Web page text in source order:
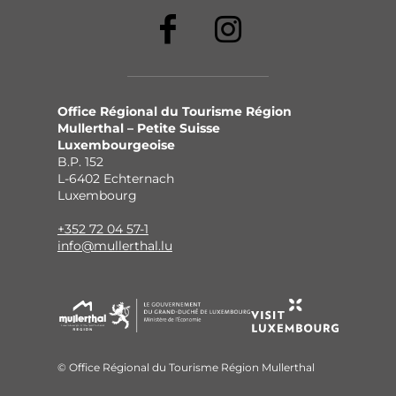
Office Régional du Tourisme Région
Mullerthal – Petite Suisse
Luxembourgeoise
B.P. 152
L-6402 Echternach
Luxembourg
+352 72 04 57-1
info@mullerthal.lu
© Office Régional du Tourisme Région Mullerthal